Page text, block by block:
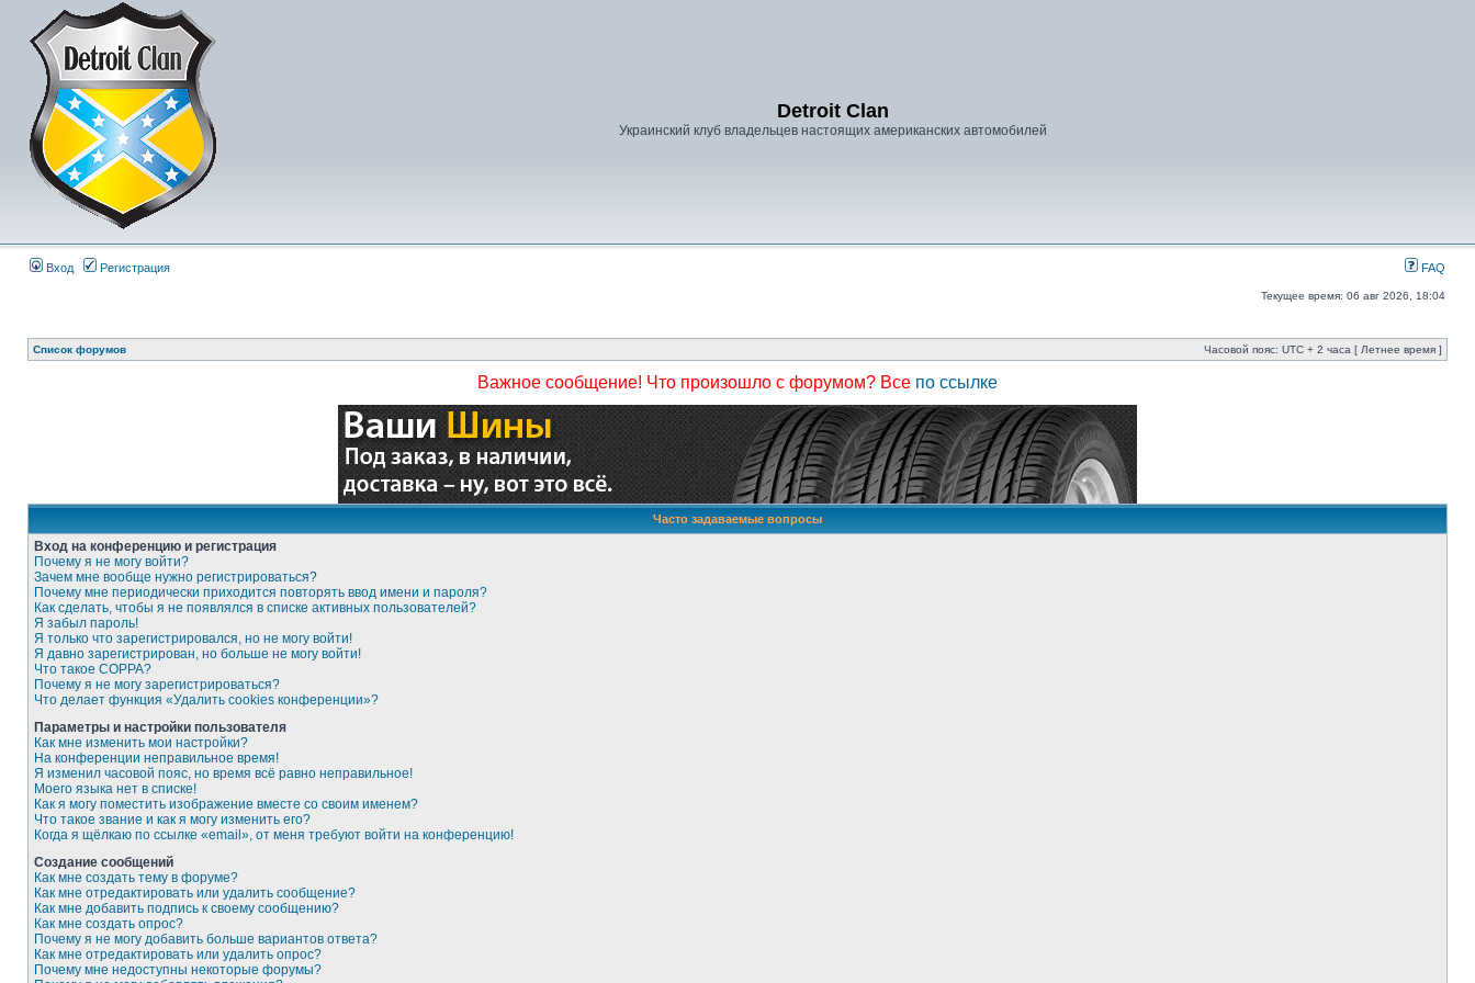
Detroit Clan
Украинский клуб владельцев настоящих американских автомобилей
Вход Регистрация FAQ
Текущее время: 06 авг 2026, 18:04
Список форумов Часовой пояс: UTC + 2 часа [ Летнее время ]
Важное сообщение! Что произошло с форумом? Все по ссылке
Часто задаваемые вопросы
Вход на конференцию и регистрация
Почему я не могу войти?
Зачем мне вообще нужно регистрироваться?
Почему мне периодически приходится повторять ввод имени и пароля?
Как сделать, чтобы я не появлялся в списке активных пользователей?
Я забыл пароль!
Я только что зарегистрировался, но не могу войти!
Я давно зарегистрирован, но больше не могу войти!
Что такое COPPA?
Почему я не могу зарегистрироваться?
Что делает функция «Удалить cookies конференции»?
Параметры и настройки пользователя
Как мне изменить мои настройки?
На конференции неправильное время!
Я изменил часовой пояс, но время всё равно неправильное!
Моего языка нет в списке!
Как я могу поместить изображение вместе со своим именем?
Что такое звание и как я могу изменить его?
Когда я щёлкаю по ссылке «email», от меня требуют войти на конференцию!
Создание сообщений
Как мне создать тему в форуме?
Как мне отредактировать или удалить сообщение?
Как мне добавить подпись к своему сообщению?
Как мне создать опрос?
Почему я не могу добавить больше вариантов ответа?
Как мне отредактировать или удалить опрос?
Почему мне недоступны некоторые форумы?